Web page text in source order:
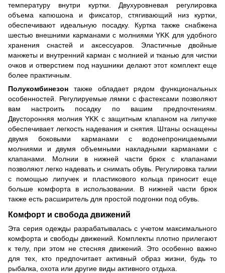
температуру внутри куртки. Двухуровневая регулировка
объема капюшона и фиксатор, стягивающий низ куртки,
обеспечивают идеальную посадку. Куртка также снабжена
шестью внешними карманами с молниями YKK для удобного
хранения снастей и аксессуаров. Эластичные двойные
манжеты и внутренний карман с молнией и тканью для чистки
очков и отверстием под наушники делают этот комплект еще
более практичным.
Полукомбинезон также обладает рядом функциональных
особенностей. Регулируемые лямки с фастексами позволяют
вам настроить посадку по вашим предпочтениям.
Двусторонняя молния YKK с защитным клапаном на липучке
обеспечивает легкость надевания и снятия. Штаны оснащены
двумя боковыми карманами с водонепроницаемыми
молниями и двумя объемными накладными карманами с
клапанами. Молнии в нижней части брюк с клапанами
позволяют легко надевать и снимать обувь. Регулировка талии
с помощью липучек и пластикового кольца приносит еще
больше комфорта в использовании. В нижней части брюк
также есть расширитель для простой подгонки под обувь.
Комфорт и свобода движений
Эта серия одежды разрабатывалась с учетом максимального
комфорта и свободы движений. Комплекты плотно прилегают
к телу, при этом не стесняя движений. Это особенно важно
для тех, кто предпочитает активный образ жизни, будь то
рыбалка, охота или другие виды активного отдыха.